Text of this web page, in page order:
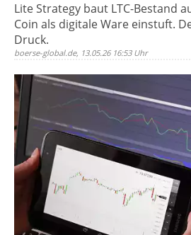
Lite Strategy baut LTC-Bestand
Coin als digitale Ware einstuft.
Druck.
boerse-global.de, 13.05.26 16:53 Uhr